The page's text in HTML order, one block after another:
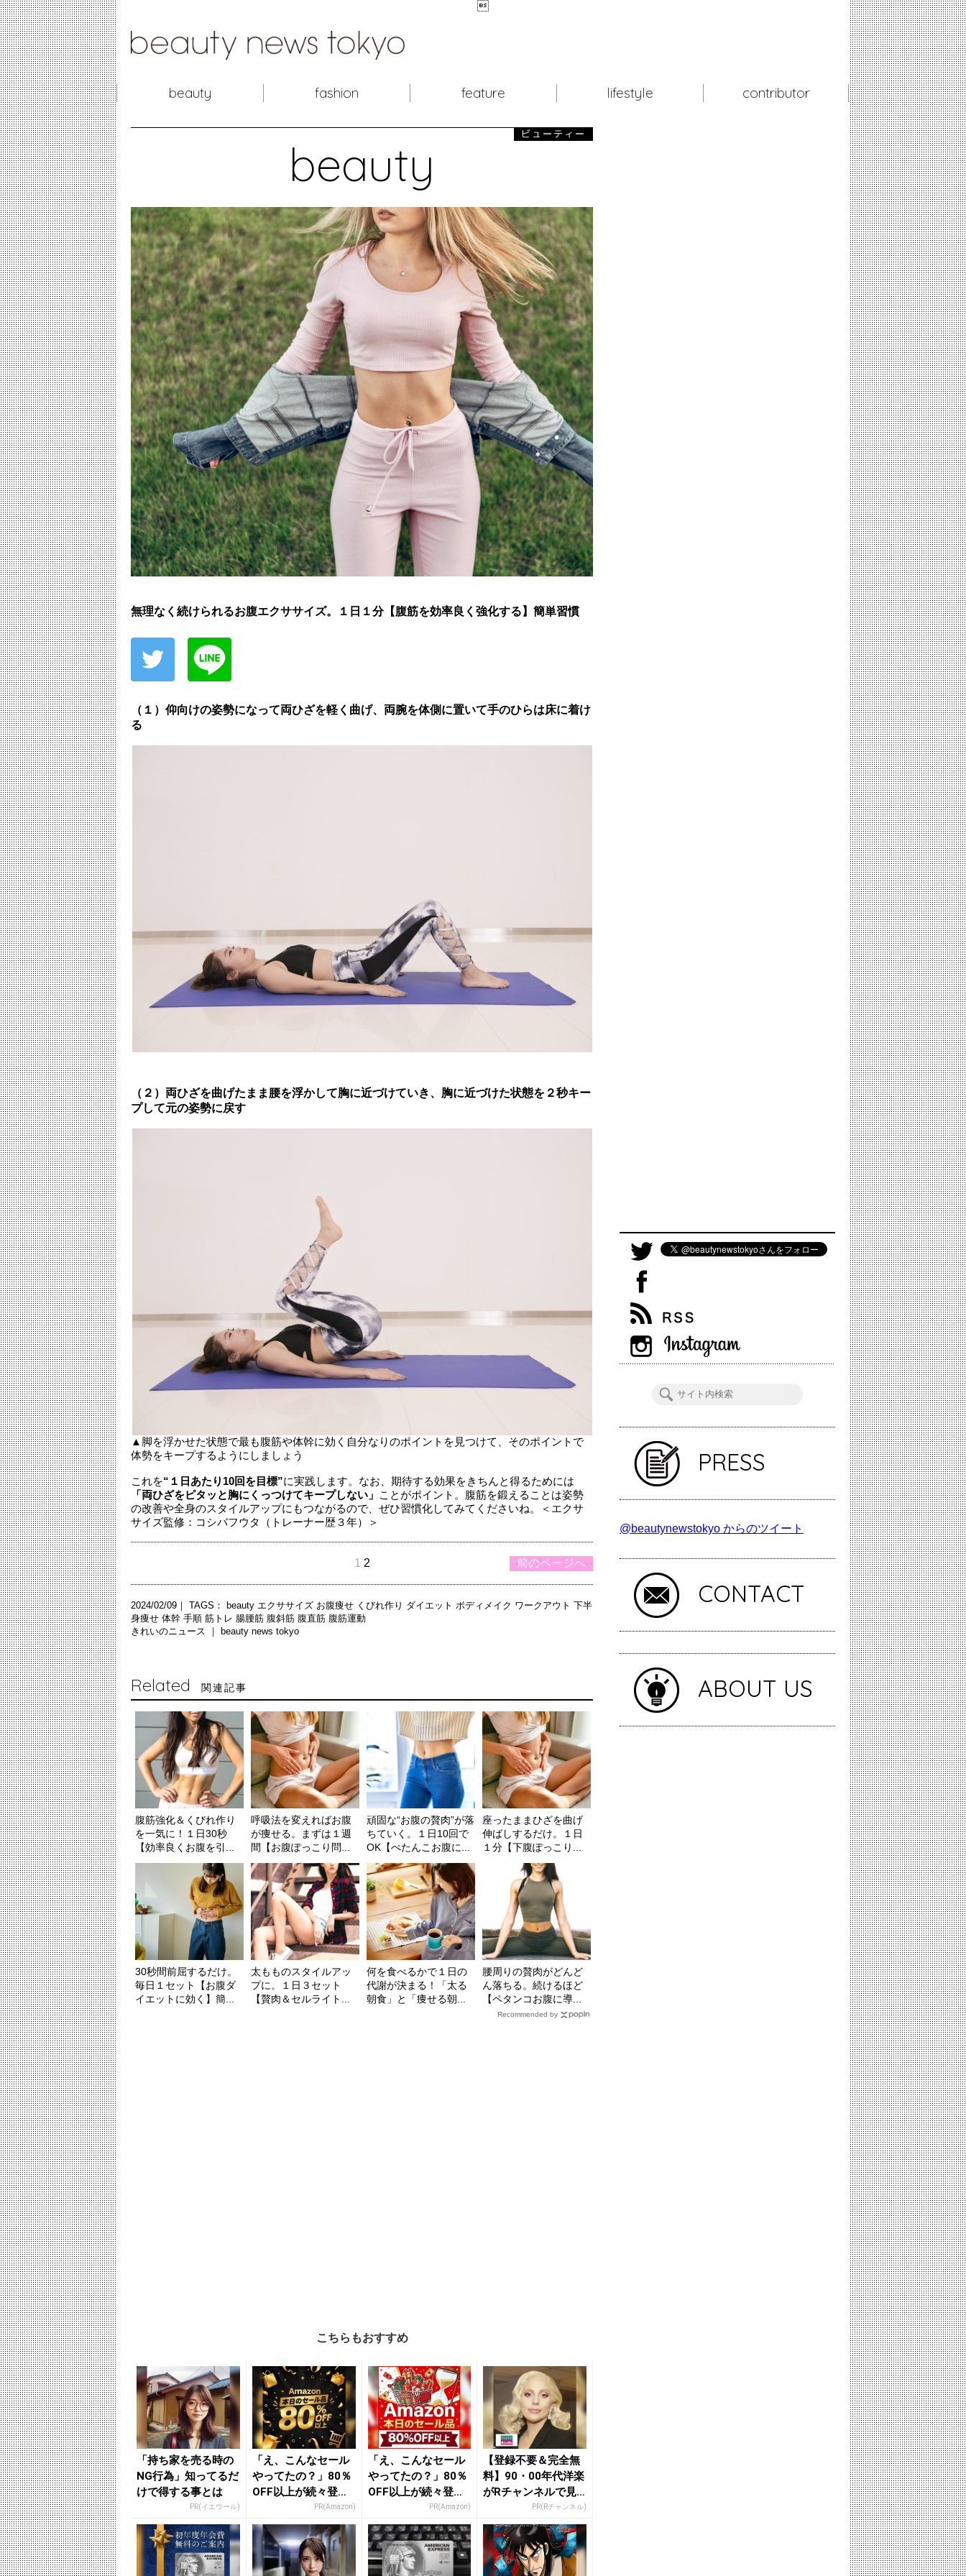

beauty fashion feature lifestyle contributor
beauty
ビューティー
無理なく続けられるお腹エクササイズ。１日１分【腹筋を効率良く強化する】簡単習慣
（１）仰向けの姿勢になって両ひざを軽く曲げ、両腕を体側に置いて手のひらは床に着け
る
（２）両ひざを曲げたまま腰を浮かして胸に近づけていき、胸に近づけた状態を２秒キー
プして元の姿勢に戻す
▲脚を浮かせた状態で最も腹筋や体幹に効く自分なりのポイントを見つけて、そのポイントで
体勢をキープするようにしましょう
これを“１日あたり10回を目標”に実践します。なお、期待する効果をきちんと得るためには
「両ひざをピタッと胸にくっつけてキープしない」 ことがポイント。腹筋を鍛えることは姿勢
の改善や全身のスタイルアップにもつながるので、ぜひ習慣化してみてくださいね。＜エクサ
サイズ監修：コシバフウタ（トレーナー歴３年）＞
前のページへ
1 2
2024/02/09｜ TAGS： beauty エクササイズ お腹痩せ くびれ作り ダイエット ボディメイク ワークアウト 下半
身痩せ 体幹 手順 筋トレ 腸腰筋 腹斜筋 腹直筋 腹筋運動
きれいのニュース ｜
beauty news tokyo
Related 関連記事
腹筋強化＆くびれ作り
を一気に！１日30秒
【効率良くお腹を引...
呼吸法を変えればお腹
が痩せる。まずは１週
間【お腹ぽっこり問...
頑固な“お腹の贅肉”が落
ちていく。１日10回で
OK【ぺたんこお腹に...
座ったままひざを曲げ
伸ばしするだけ。１日
１分【下腹ぽっこり...
30秒間前屈するだけ。
毎日１セット【お腹ダ
イエットに効く】簡...
太もものスタイルアッ
プに。１日３セット
【贅肉＆セルライト...
何を食べるかで１日の
代謝が決まる！「太る
朝食」と「痩せる朝...
腰周りの贅肉がどんど
ん落ちる。続けるほど
【ペタンコお腹に導...
Recommended by
こちらもおすすめ
「持ち家を売る時の
NG行為」知ってるだ
けで得する事とは
PR(イエウール)
「え、こんなセール
やってたの？」80％
OFF以上が続々登
場！Amazonの本気
が...
PR(Amazon)
「え、こんなセール
やってたの？」80％
OFF以上が続々登
場！Amazonの本気
が...
PR(Amazon)
【登録不要＆完全無
料】90・00年代洋楽
がRチャンネルで見
PR(Rチャンネル)
PRESS
@beautynewstokyo からのツイート
CONTACT
ABOUT US